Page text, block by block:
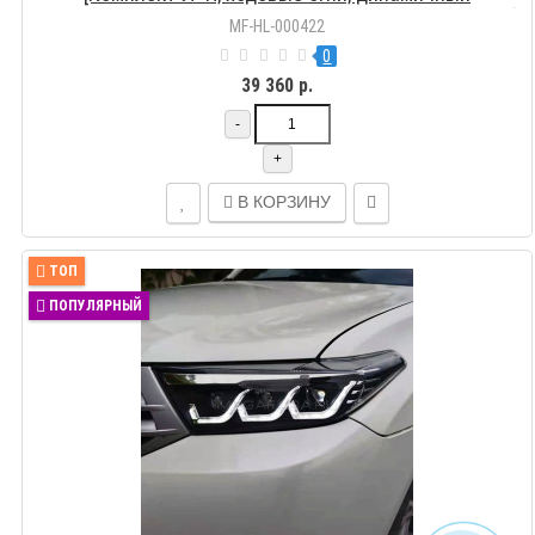
поворотник; биксеноновая линза; электрокорректор]
MF-HL-000422
0
39 360 р.
-
+
В КОРЗИНУ
ТОП
ПОПУЛЯРНЫЙ